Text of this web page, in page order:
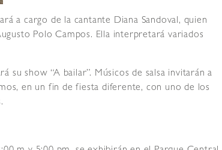
a cargo de la cantante Diana Sandoval, quien
Polo Campos. Ella interpretará variados
su show “A bailar”. Músicos de salsa invitarán a
en un fin de fiesta diferente, con uno de los